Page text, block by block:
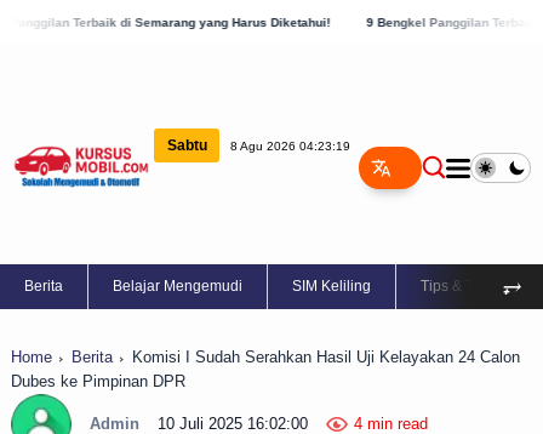
di Semarang yang Harus Diketahui! 9 Bengkel Panggilan Terbaik di Kabupaten
Sabtu 8 Agu 2026 04:23:20
Berita Belajar Mengemudi SIM Keliling Tips & Trik ⥅
Home Berita
Komisi I Sudah Serahkan Hasil Uji Kelayakan 24 Calon
Dubes ke Pimpinan DPR
Admin 10 Juli 2025 16:02:00 4 min read